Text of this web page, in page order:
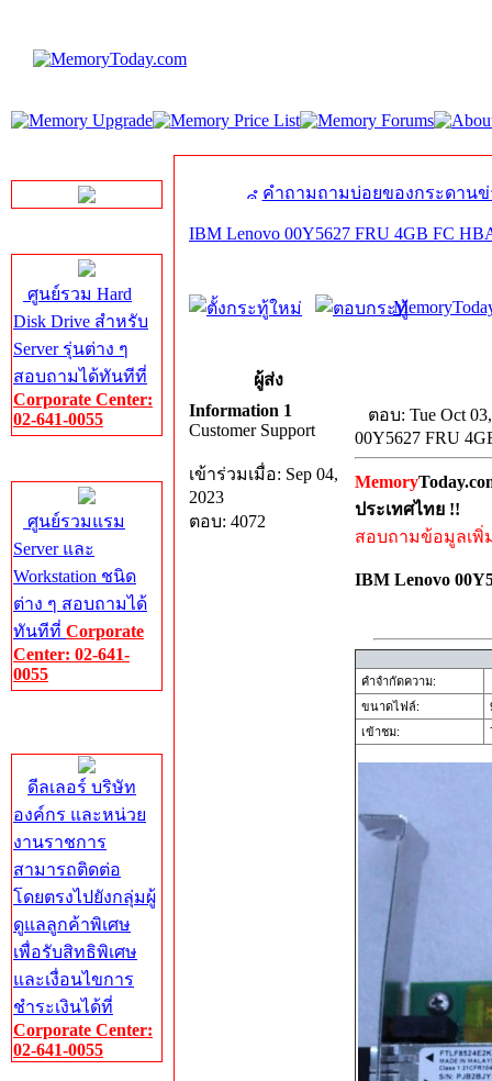
ศูนย์รวม Hard
Disk Drive สำหรับ
Server รุ่นต่าง ๆ
สอบถามได้ทันทีที่
Corporate Center:
02-641-0055
ศูนย์รวมแรม
Server และ
Workstation ชนิด
ต่าง ๆ สอบถามได้
ทันทีที่ Corporate
Center: 02-641-
0055
ดีลเลอร์ บริษัท
องค์กร และหน่วย
งานราชการ
สามารถติดต่อ
โดยตรงไปยังกลุ่มผู้
ดูแลลูกค้าพิเศษ
เพื่อรับสิทธิพิเศษ
และเงื่อนไขการ
ชำระเงินได้ที่
Corporate Center:
02-641-0055
คำถามถามบ่อยของกระดานข่
IBM Lenovo 00Y5627 FRU 4GB FC
ผู้ส่ง
Information 1
Customer Support
เข้าร่วมเมื่อ: Sep 04,
2023
ตอบ: 4072
ตอบ: Tue Oct
00Y5627 FRU
Memory
ประเทศไทย !!
สอบถามข้อมูลเพิ่
IBM Lenovo
คำจำกัดความ:
ขนาดไฟล์:
เข้าชม: